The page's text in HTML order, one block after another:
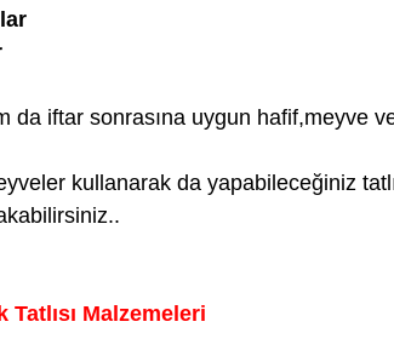
da iftar sonrasına uygun hafif,meyve
kullanarak da yapabileceğiniz
Tatlısı Malzemeleri